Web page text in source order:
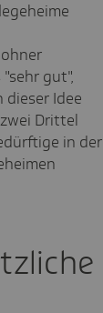
gut",
Idee
Drittel
in der